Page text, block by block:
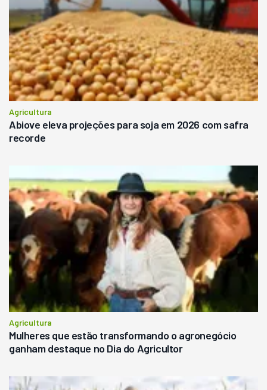
Agricultura
Abiove eleva projeções para soja em 2026 com safra
recorde
Agricultura
Mulheres que estão transformando o agronegócio
ganham destaque no Dia do Agricultor